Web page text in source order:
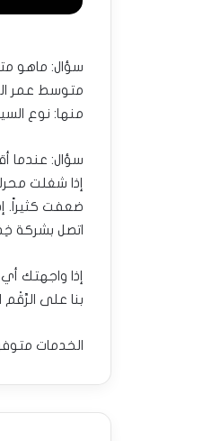
سؤال: ماهو
متوسط عمر
منها: نوع
سؤال: عندما
إذا شغلت
ضعفت كثيراً.
اتصل بشركة
إذا واجهتك
بنا على الرَّقْم
الخدمات